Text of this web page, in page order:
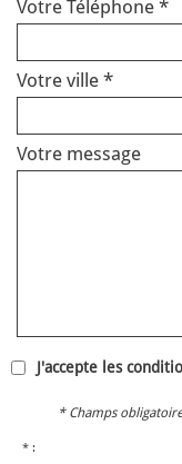
Votre Téléphone *
Votre ville *
Votre message
J'accepte les
* Champs
* :